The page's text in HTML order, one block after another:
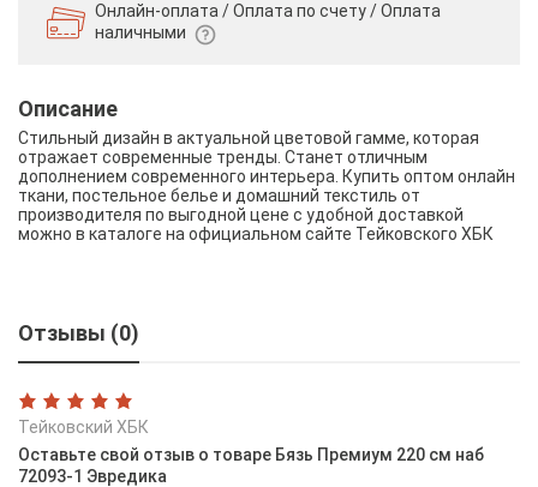
Онлайн-оплата / Оплата по счету /Оплата
наличными
Описание
Стильный дизайн в актуальной цветовой гамме, которая
отражает современные тренды. Станет отличным
дополнением современного интерьера. Купить оптом онлайн
ткани, постельное белье и домашний текстиль от
производителя по выгодной цене с удобной доставкой
можно в каталоге на официальном сайте Тейковского ХБК
Отзывы (0)
Тейковский ХБК
Оставьте свой отзыв о товаре Бязь Премиум 220 см наб
72093-1 Эвредика